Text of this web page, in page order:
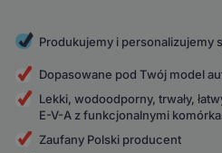
Produkujemy i personalizujemy
Dopasowane pod Twój model
Lekki, wodoodporny, trwały,
E-V-A z funkcjonalnymi
Zaufany Polski producent